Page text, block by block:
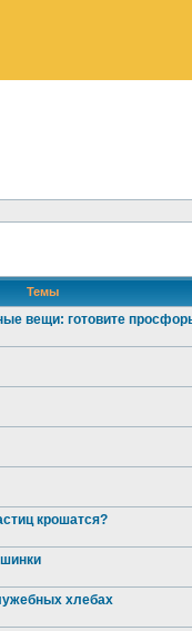
Темы
вещи: готовите
крошатся?
хлебах